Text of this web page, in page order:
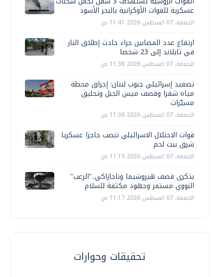
عسكرية للقوات الأوكرانية بالبحر الأسود
الجمعة، 07 اغسطس 2026 11:41 ص
ارتفاع عدد المصابين جراء حادث إطلاق النار
في تايلاند إلى 23 شخصا
الجمعة، 07 اغسطس 2026 11:38 ص
تصعيد إسرائيلي جنوب لبنان: إحراق محطة
مياه شقرا وقصف ميس الجبل وتحليق
مسيّرات
الجمعة، 07 اغسطس 2026 11:36 ص
قوات الاحتلال الاسرائيلي تنصب حاجزا عسكريا
شرق بيت لحم
الجمعة، 07 اغسطس 2026 11:19 ص
بذكرى قصف هيروشيما وناجازاكي.."الرعب"
النووي مستمر وجهود مكثفة للسلام
الجمعة، 07 اغسطس 2026 11:17 ص
تحقيقات وحوارات